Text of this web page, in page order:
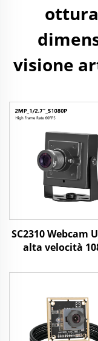
visione
SC2310 Webcam
alta velocità
Play Mini